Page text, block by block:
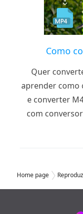
Como
Quer
aprender como
e converter
com
Home page